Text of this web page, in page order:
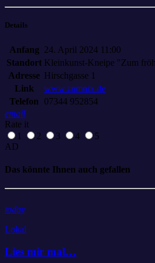
Details
Anfang 24. April 2024 11:00
Standort Kleinkunst-Kneipe "Zum
Adresse Hirschgasse 1
Link
www.zumnix.de
Telefon
07344 952854
email
Rate it
1
2 3 4
5
AD
Das könnte Ihnen auch gefallen
today
Lokal
Lies mir mal…